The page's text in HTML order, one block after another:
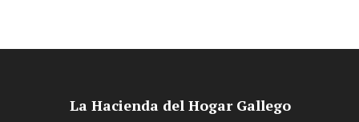
La Hacienda del Hogar Gallego